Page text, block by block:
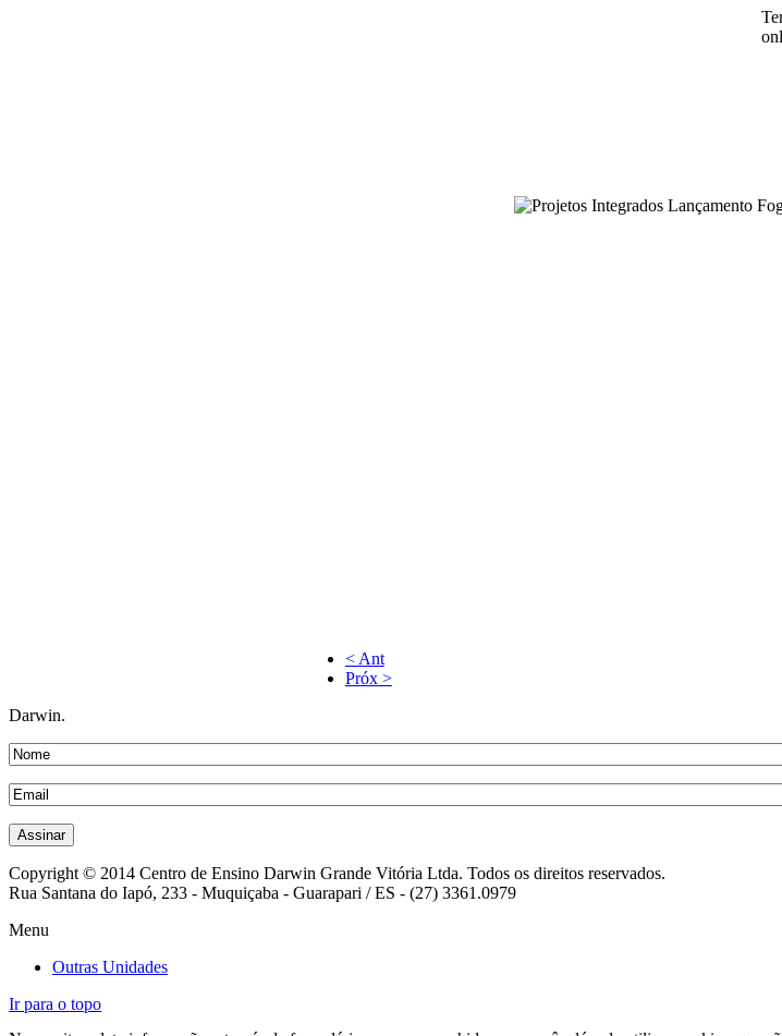
< Ant
Próx >
Darwin.
Copyright © 2014 Centro de Ensino Darwin Grande Vitória Ltda. Todos os direitos reservados.
Rua Santana do Iapó, 233 - Muquiçaba - Guarapari / ES - (27) 3361.0979
Menu
Outras Unidades
Ir para o topo